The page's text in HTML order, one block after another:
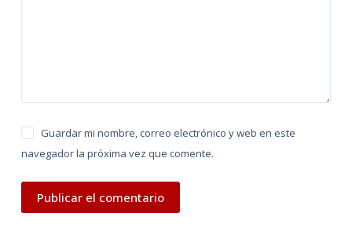
Guardar mi nombre, correo electrónico y web en este
navegador la próxima vez que comente.
Publicar el comentario